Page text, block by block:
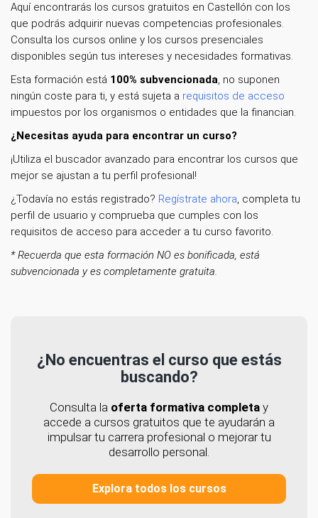
Aquí encontrarás los cursos gratuitos en Castellón con los
que podrás adquirir nuevas competencias profesionales.
Consulta los cursos online y los cursos presenciales
disponibles según tus intereses y necesidades formativas.
Esta formación está 100% subvencionada, no suponen
ningún coste para ti, y está sujeta a requisitos de acceso
impuestos por los organismos o entidades que la financian.
¿Necesitas ayuda para encontrar un curso?
¡Utiliza el buscador avanzado para encontrar los cursos que
mejor se ajustan a tu perfil profesional!
¿Todavía no estás registrado? Regístrate ahora, completa tu
perfil de usuario y comprueba que cumples con los
requisitos de acceso para acceder a tu curso favorito.
* Recuerda que esta formación NO es bonificada, está
subvencionada y es completamente gratuita.
¿No encuentras el curso que estás
buscando?
Consulta la oferta formativa completa y
accede a cursos gratuitos que te ayudarán a
impulsar tu carrera profesional o mejorar tu
desarrollo personal.
Explora todos los cursos